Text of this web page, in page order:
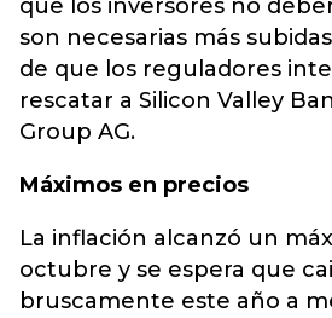
que los inversores no
son necesarias más
de que los reguladores
rescatar a Silicon Valley
Group AG.
Máximos en precios
La inflación alcanzó un
octubre y se espera que
bruscamente este año a